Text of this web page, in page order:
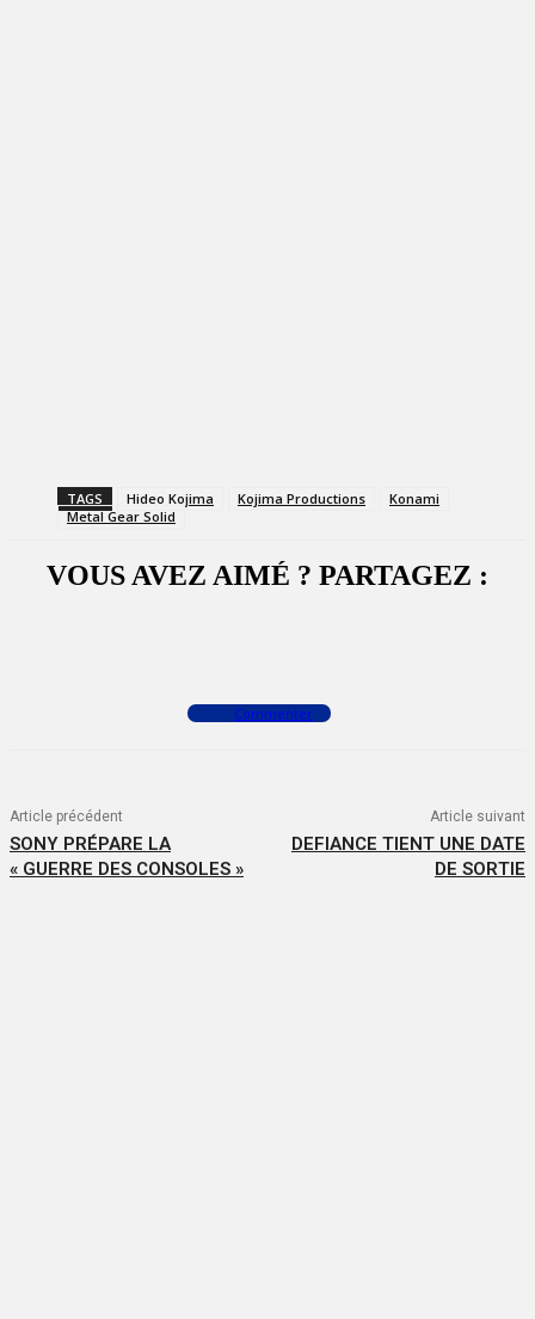
TAGS Hideo Kojima Kojima Productions
Konami
Metal Gear Solid
VOUS AVEZ AIMÉ ? PARTAGEZ :
Commenter
Article précédent
SONY PRÉPARE LA
« GUERRE DES CONSOLES »
Article suivant
DEFIANCE TIENT UNE DATE
DE SORTIE